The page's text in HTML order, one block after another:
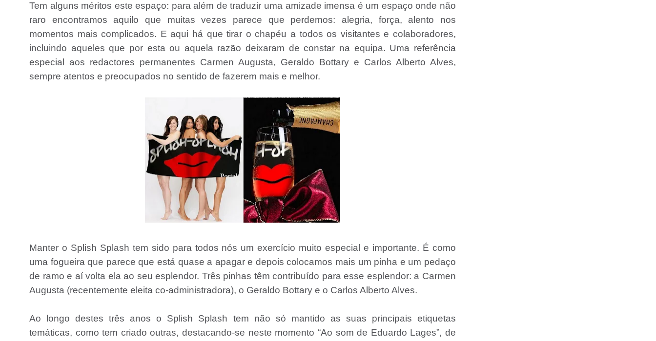
Tem alguns méritos este espaço: para além de traduzir uma amizade imensa é um espaço onde não
raro encontramos aquilo que muitas vezes parece que perdemos: alegria, força, alento nos
momentos mais complicados. E aqui há que tirar o chapéu a todos os visitantes e colaboradores,
incluindo aqueles que por esta ou aquela razão deixaram de constar na equipa. Uma referência
especial aos redactores permanentes Carmen Augusta, Geraldo Bottary e Carlos Alberto Alves,
sempre atentos e preocupados no sentido de fazerem mais e melhor.
Manter o Splish Splash tem sido para todos nós um exercício muito especial e importante. É como
uma fogueira que parece que está quase a apagar e depois colocamos mais um pinha e um pedaço
de ramo e aí volta ela ao seu esplendor. Três pinhas têm contribuído para esse esplendor: a Carmen
Augusta (recentemente eleita co-administradora), o Geraldo Bottary e o Carlos Alberto Alves.
Ao longo destes três anos o Splish Splash tem não só mantido as suas principais etiquetas
temáticas, como tem criado outras, destacando-se neste momento “Ao som de Eduardo Lages”, de